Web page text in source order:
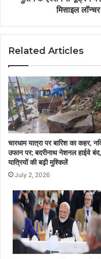
मिसाइल
Related Articles
चारधाम यात्रा पर बारिश का कहर,
उफान पर; बदरीनाथ नेशनल हाईवे बंद,
यात्रियों की बढ़ी मुश्किलें
July 2, 2026